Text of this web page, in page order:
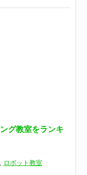
グ教室をランキ
ロボット教室